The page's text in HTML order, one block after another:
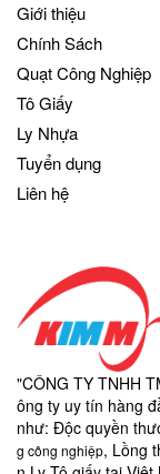
Giới thiệu
Chính Sách
Quạt Công Nghiệp
Tô Giấy
Ly Nhựa
Tuyển dụng
Liên hệ
"CÔNG TY TNHH
ông ty uy tín hàng
như: Độc quyền
g công nghiệp, Lồng